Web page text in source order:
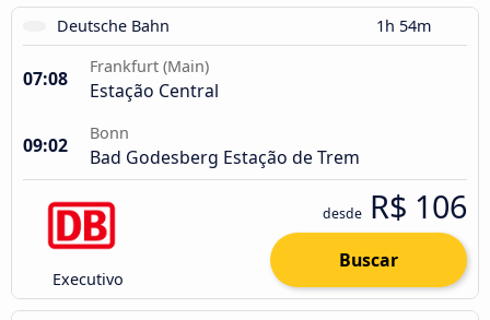
Deutsche Bahn 1h 54m
07:08
Frankfurt (Main)
Estação Central
09:02
Bonn
Bad Godesberg Estação de Trem
Executivo
desde R$ 106
Buscar